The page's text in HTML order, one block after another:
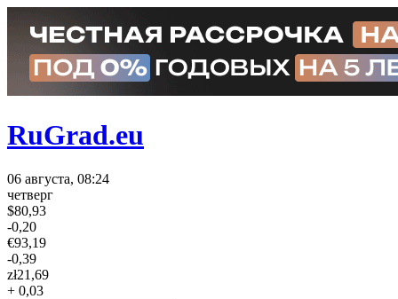
RuGrad.eu
06 августа, 08:24
четверг
$80,93
-0,20
€93,19
-0,39
zł21,69
+ 0,03